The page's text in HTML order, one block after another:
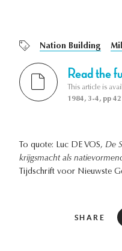
Nation Building
Read the
This article is
1984, 3-4, pp
To quote: Luc DE VOS, De
krijgsmacht als
Tijdschrift voor Nieuwste
SHARE